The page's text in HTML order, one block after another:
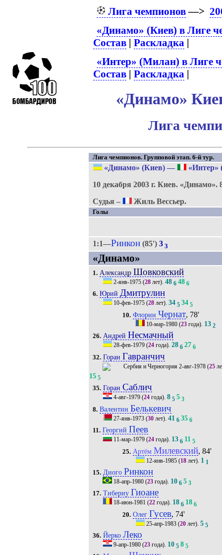
Лига чемпионов—>
«Динамо» (Киев) в Лиге
Состав |Раскладка |
«Интер» (Милан) в Лиге
Состав |Раскладка |
«Динамо»
Лига
Лига чемпионов. Групповой этап. 6-й тур.
«Динамо» (Киев)—
10 декабря 2003 г. Киев. «Динамо».
Судья –
Жиль Вессьер.
Голы
1:1—Ринкон(85') 3 3
«Динамо»
1. Александр Шовковский
2-янв-1975(28лет). 48 6 48 6
6. Юрий Дмитрулин
10-фев-1975(28лет). 34 5 34 5
10. Флорин Чернат, 78'
10-мар-1980 (23 года). 13 2
26. Андрей Несмачный
28-фев-1979(24года). 28 6 27 6
32. Горан Гавранчич
2-авг-1978 (25
15 5
35. Горан Саблич
4-авг-1979(24года). 8 5 5 3
8. Валентин Белькевич
27-янв-1973(30лет). 41 6 35 6
11. Георгий Пеев
11-мар-1979(24года). 13 6 11 5
25. Артём Милевский, 84'
12-янв-1985 (18 лет). 1 1
15. Диого Ринкон
18-апр-1980(23года). 10 6 5 3
17. Тибериу Гиоане
18-июн-1981 (22года). 18 6 18 6
20. Олег Гусев, 74'
25-апр-1983 (20 лет).5 5
36. Йерко Леко
9-апр-1980(23года). 10 5 8 5